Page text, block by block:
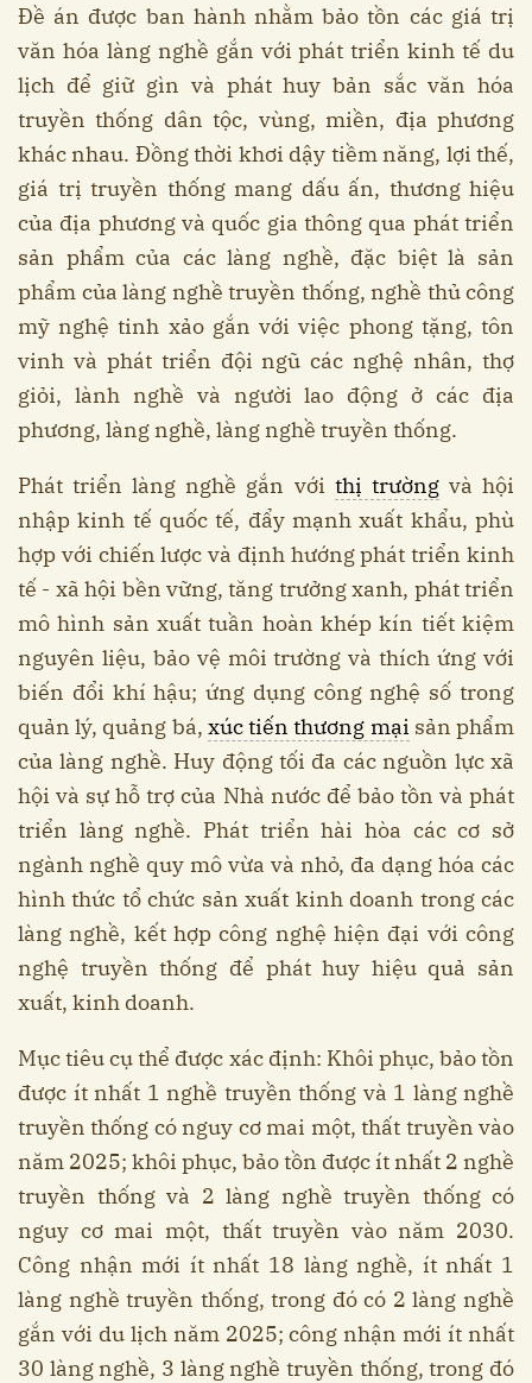
Đề án được ban hành nhằm bảo tồn các giá trị
văn hóa làng nghề gắn với phát triển kinh tế du
lịch để giữ gìn và phát huy bản sắc văn hóa
truyền thống dân tộc, vùng, miền, địa phương
khác nhau. Đồng thời khơi dậy tiềm năng, lợi thế,
giá trị truyền thống mang dấu ấn, thương hiệu
của địa phương và quốc gia thông qua phát triển
sản phẩm của các làng nghề, đặc biệt là sản
phẩm của làng nghề truyền thống, nghề thủ công
mỹ nghệ tinh xảo gắn với việc phong tặng, tôn
vinh và phát triển đội ngũ các nghệ nhân, thợ
giỏi, lành nghề và người lao động ở các địa
phương, làng nghề, làng nghề truyền thống.
Phát triển làng nghề gắn với thị trườngvà hội
nhập kinh tế quốc tế, đẩy mạnh xuất khẩu, phù
hợp với chiến lược và định hướng phát triển kinh
tế - xã hội bền vững, tăng trưởng xanh, phát triển
mô hình sản xuất tuần hoàn khép kín tiết kiệm
nguyên liệu, bảo vệ môi trường và thích ứng với
biến đổi khí hậu; ứng dụng công nghệ số trong
quản lý, quảng bá, xúc tiến thương mại sản phẩm
của làng nghề. Huy động tối đa các nguồn lực xã
hội và sự hỗ trợ của Nhà nước để bảo tồn và phát
triển làng nghề. Phát triển hài hòa các cơ sở
ngành nghề quy mô vừa và nhỏ, đa dạng hóa các
hình thức tổ chức sản xuất kinh doanh trong các
làng nghề, kết hợp công nghệ hiện đại với công
nghệ truyền thống để phát huy hiệu quả sản
xuất, kinh doanh.
Mục tiêu cụ thể được xác định: Khôi phục, bảo tồn
được ít nhất 1 nghề truyền thống và 1 làng nghề
truyền thống có nguy cơ mai một, thất truyền vào
năm 2025; khôi phục, bảo tồn được ít nhất 2 nghề
truyền thống và 2 làng nghề truyền thống có
nguy cơ mai một, thất truyền vào năm 2030.
Công nhận mới ít nhất 18 làng nghề, ít nhất 1
làng nghề truyền thống, trong đó có 2 làng nghề
gắn với du lịch năm 2025; công nhận mới ít nhất
30 làng nghề, 3 làng nghề truyền thống, trong đó